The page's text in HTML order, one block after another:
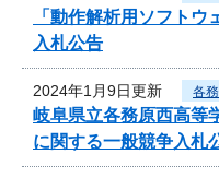
「動作解析用ソフト
入札公告
2024年1月9日更新 各
岐阜県立各務原西高等
に関する一般競争入札